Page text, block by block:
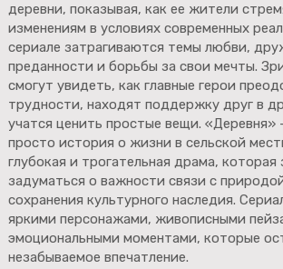
деревни, показывая, как ее жители
изменениям в условиях современных
сериале затрагиваются темы любви,
преданности и борьбы за свои мечты.
смогут увидеть, как главные герои
трудности, находят поддержку друг в
учатся ценить простые вещи. «Деревня»
просто история о жизни в сельской
глубокая и трогательная драма, которая
задуматься о важности связи с
сохранения культурного наследия.
яркими персонажами, живописными
эмоциональными моментами, которые
незабываемое впечатление.